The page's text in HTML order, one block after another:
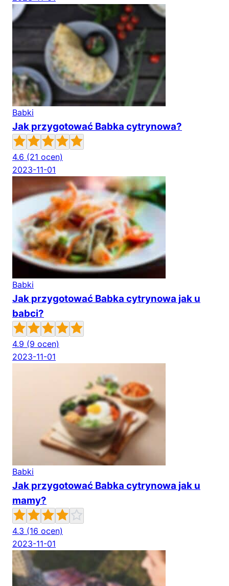
Babki
Jak przygotować Babka cytrynowa?
4.6 (21 ocen)
2023-11-01
Babki
Jak przygotować Babka cytrynowa jak u
babci?
4.9 (9 ocen)
2023-11-01
Babki
Jak przygotować Babka cytrynowa jak u
mamy?
4.3 (16 ocen)
2023-11-01